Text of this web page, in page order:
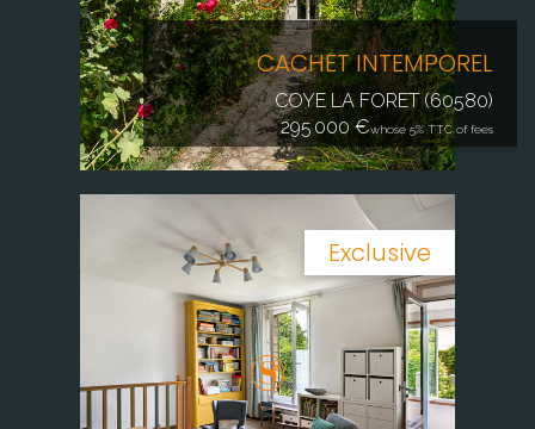
CACHET INTEMPOREL
COYE LA FORET (60580)
295 000 €whose 5% TTC of fees
Exclusive